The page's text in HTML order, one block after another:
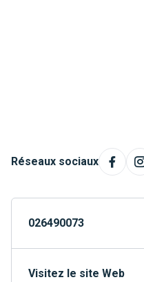
Réseaux sociaux
026490073
Visitez le site Web